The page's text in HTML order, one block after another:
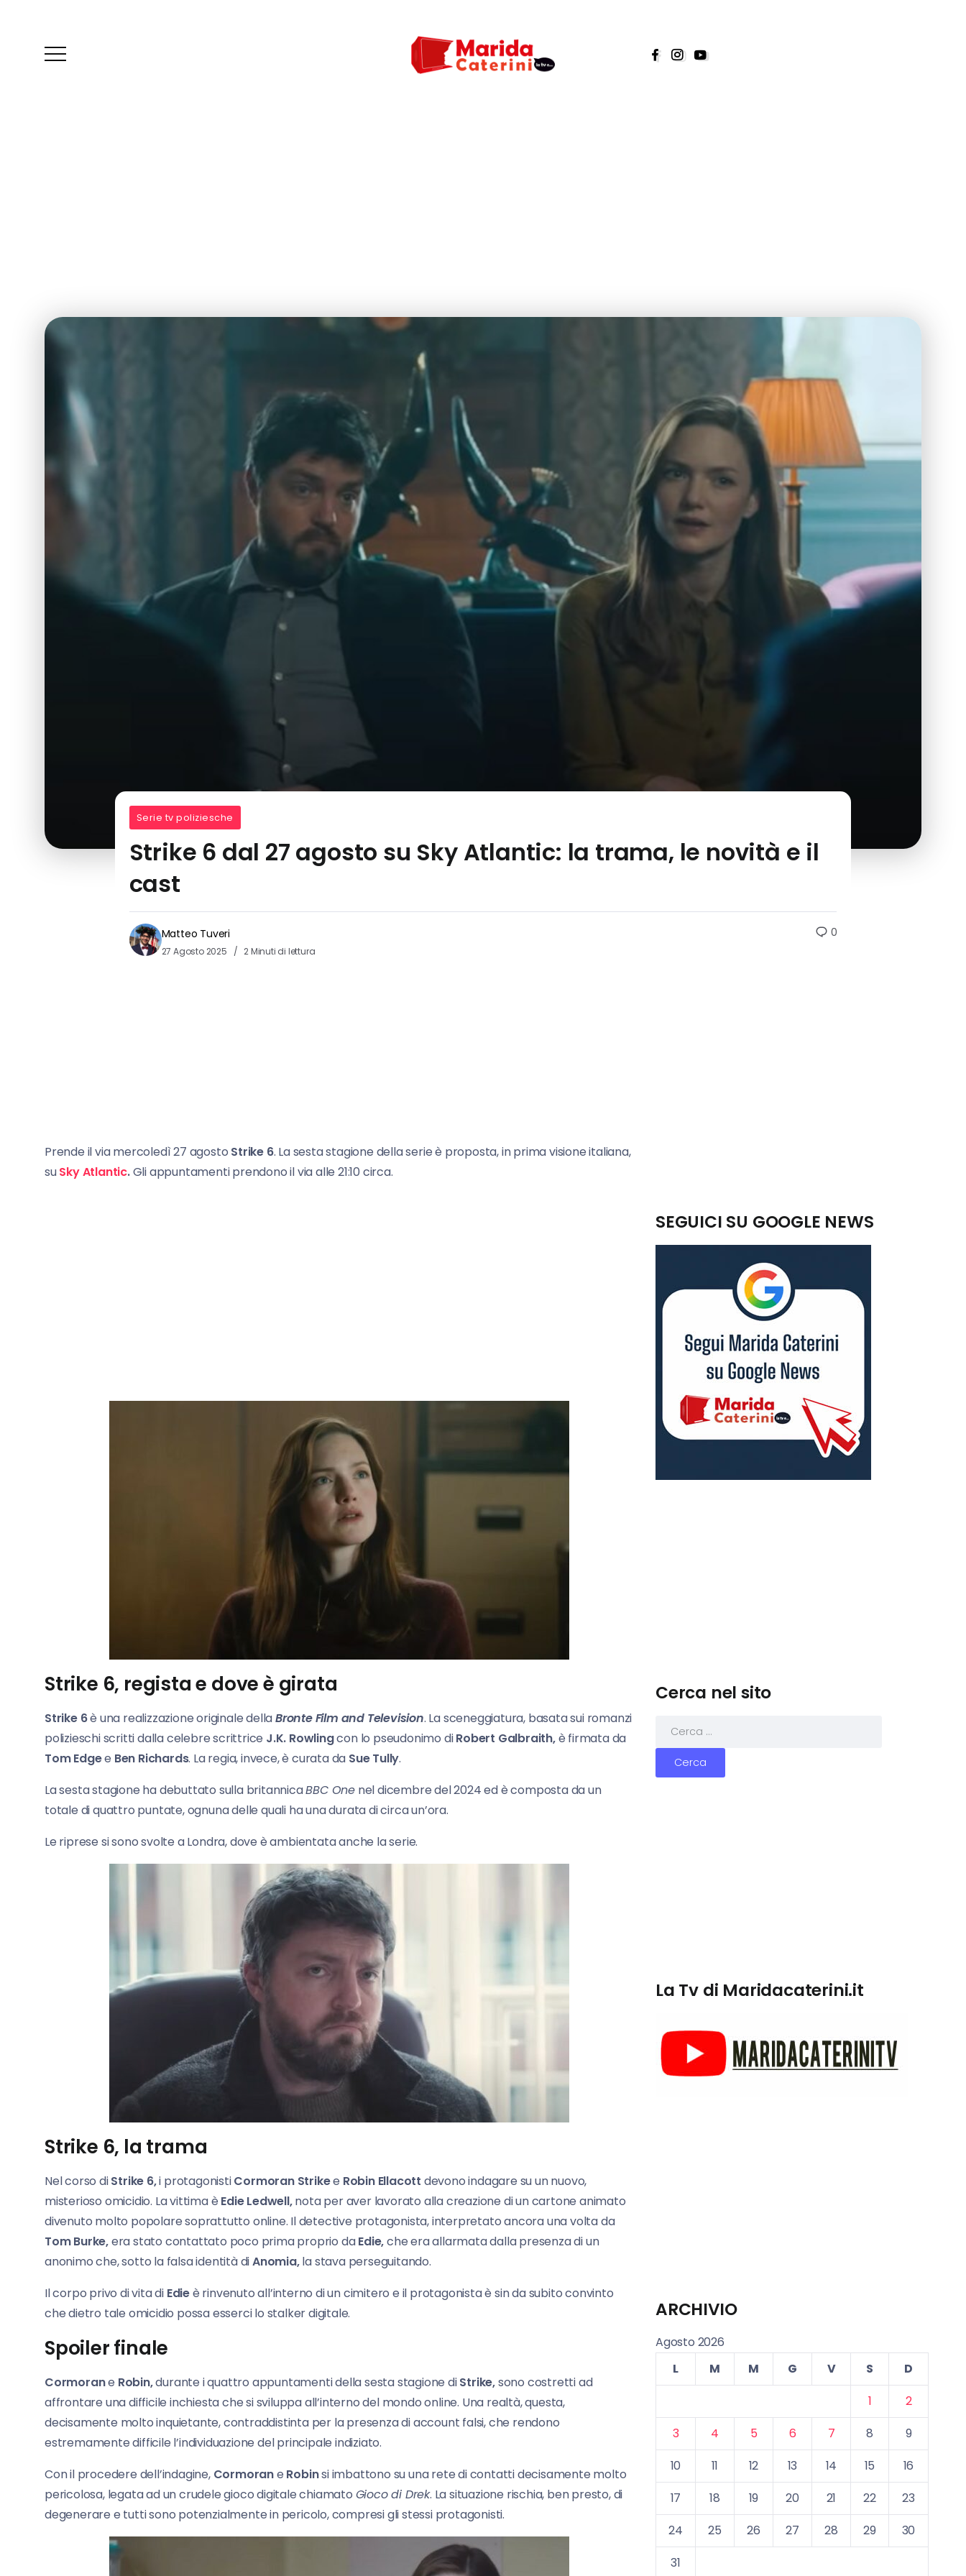
Serie tv poliziesche
Strike 6 dal 27 agosto su Sky Atlantic: la trama, le novità e il
cast
Matteo Tuveri
27 Agosto 2025 2 Minuti di lettura
0
Prende il via mercoledì 27 agosto Strike 6. La sesta stagione della serie è proposta, in prima visione italiana,
suSky Atlantic.Gli appuntamenti prendono il via alle 21:10 circa.
Strike 6, regista e dove è girata
Strike 6è una realizzazione originale dellaBronte Film and Television. La sceneggiatura, basata sui romanzi
polizieschi scritti dalla celebre scrittrice J.K. Rowlingcon lo pseudonimo diRobert Galbraith,è firmata da
Tom Edgee Ben Richards. La regia, invece, è curata da Sue Tully.
La sesta stagione ha debuttato sulla britannicaBBC One nel dicembre del 2024 ed è composta da un
totale di quattro puntate, ognuna delle quali ha una durata di circa un’ora.
Le riprese si sono svolte a Londra, dove è ambientata anche la serie.
Strike 6, la trama
Nel corso diStrike 6,i protagonistiCormoran Strikee Robin Ellacott devono indagare su un nuovo,
misterioso omicidio. La vittima è Edie Ledwell,nota per aver lavorato alla creazione di un cartone animato
divenuto molto popolare soprattutto online. Il detective protagonista, interpretato ancora una volta da
Tom Burke,era stato contattato poco prima proprio daEdie,che era allarmata dalla presenza di un
anonimo che, sotto la falsa identità diAnomia,la stava perseguitando.
Il corpo privo di vita di Edieè rinvenuto all’interno di un cimitero e il protagonista è sin da subito convinto
che dietro tale omicidio possa esserci lo stalker digitale.
Spoiler finale
Cormorane Robin,durante i quattro appuntamenti della sesta stagione diStrike,sono costretti ad
affrontare una difficile inchiesta che si sviluppa all’interno del mondo online. Una realtà, questa,
decisamente molto inquietante, contraddistinta per la presenza di account falsi, che rendono
estremamente difficile l’individuazione del principale indiziato.
Con il procedere dell’indagine, Cormorane Robinsi imbattono su una rete di contatti decisamente molto
pericolosa, legata ad un crudele gioco digitale chiamato Gioco di Drek. La situazione rischia, ben presto, di
degenerare e tutti sono potenzialmente in pericolo, compresi gli stessi protagonisti.
SEGUICI SU GOOGLE NEWS
Cerca nel sito
La Tv di Maridacaterini.it
ARCHIVIO
Agosto 2026
L
M M G V S
D
1
2
3
4 5 6 7 8
9
10
11 12 13 14 15
16
17
18 19 20 21 22
23
24
25 26 27 28 29
30
31